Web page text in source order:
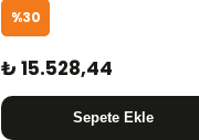
%30
₺ 15.528,44